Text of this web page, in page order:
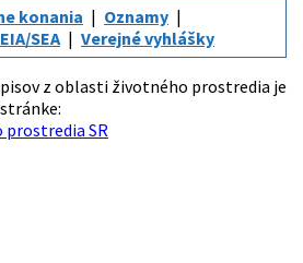
konania
Oznamy
SEA
Verejné vyhlášky
z oblasti životného prostredia je
SR